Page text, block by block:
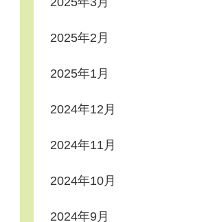
2025年2月
2025年1月
2024年12月
2024年11月
2024年10月
2024年9月